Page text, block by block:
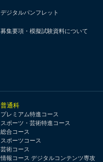
デジタルパンフレット
募集要項・模擬試験資料について
普通科
プレミアム特進コース
スポーツ・芸術特進コース
総合コース
スポーツコース
芸術コース
情報コース デジタルコンテンツ専攻